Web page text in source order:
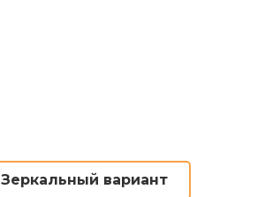
Зеркальный вариант